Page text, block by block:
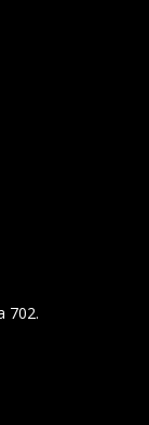
702.